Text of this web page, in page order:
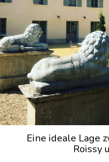
Eine ideale Lage
Roissy